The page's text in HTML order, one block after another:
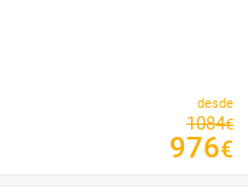
desde
1084€
976€